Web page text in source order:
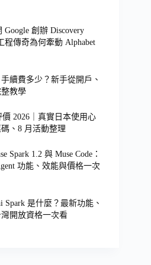
Google 創辦 Discovery
程傳奇為何牽動 Alphabet
續費多少？新手從開戶、
教學
價 2026｜真實日本使用心
、8 月活動整理
Spark 1.2 與 Muse Code：
功能、效能與價格一次
Spark 是什麼？最新功能、
開放資格一次看